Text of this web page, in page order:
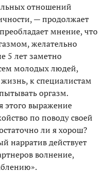
отношений
— продолжает
мнение, что
желательно
5 лет заметно
молодых людей,
к специалистам
оргазм.
этого выражение
по поводу своей
ли я хорош?
нарратив действует
волнение,